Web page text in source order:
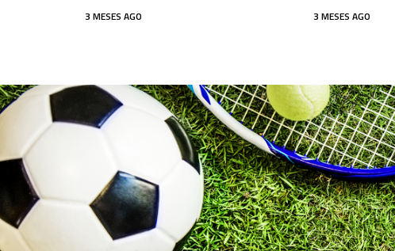
3 MESES AGO 3 MESES AGO